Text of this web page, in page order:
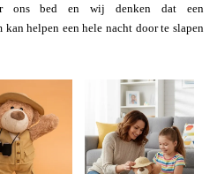
ons bed en wij denken dat een
helpen een hele nacht door te slapen